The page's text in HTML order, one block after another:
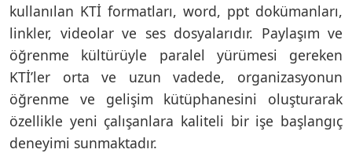
kullanılan KTİ formatları, word, ppt dokümanları,
linkler, videolar ve ses dosyalarıdır. Paylaşım ve
öğrenme kültürüyle paralel yürümesi gereken
KTİ’ler orta ve uzun vadede, organizasyonun
öğrenme ve gelişim kütüphanesini oluşturarak
özellikle yeni çalışanlara kaliteli bir işe başlangıç
deneyimi sunmaktadır.